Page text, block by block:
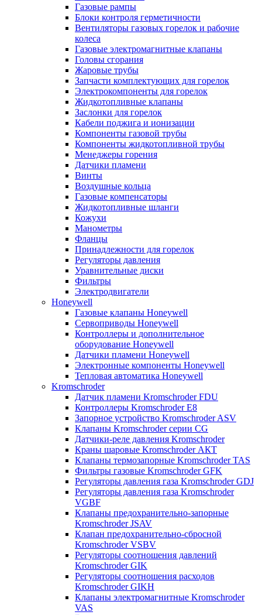
Газовые рампы
Блоки контроля герметичности
Вентиляторы газовых горелок и рабочие
колеса
Газовые электромагнитные клапаны
Головы сгорания
Жаровые трубы
Запчасти комплектующих для горелок
Электрокомпоненты для горелок
Жидкотопливные клапаны
Заслонки для горелок
Кабели поджига и ионизации
Компоненты газовой трубы
Компоненты жидкотопливной трубы
Менеджеры горения
Датчики пламени
Винты
Воздушные кольца
Газовые компенсаторы
Жидкотопливные шланги
Кожухи
Манометры
Фланцы
Принадлежности для горелок
Регуляторы давления
Уравнительные диски
Фильтры
Электродвигатели
Honeywell
Газовые клапаны Honeywell
Сервоприводы Honeywell
Контроллеры и дополнительное
оборудование Honeywell
Датчики пламени Honeywell
Электронные компоненты Honeywell
Тепловая автоматика Honeywell
Kromschroder
Датчик пламени Kromschroder FDU
Контроллеры Kromschroder E8
Запорное устройство Kromschroder ASV
Клапаны Kromschroder серии CG
Датчики-реле давления Kromschroder
Краны шаровые Kromschroder АКТ
Клапаны термозапорные Kromschroder TAS
Фильтры газовые Kromschroder GFK
Регуляторы давления газа Kromschroder GDJ
Регуляторы давления газа Kromschroder
VGBF
Клапаны предохранительно-запорные
Kromschroder JSAV
Клапан предохранительно-сбросной
Kromschroder VSBV
Регуляторы соотношения давлений
Kromschroder GIK
Регуляторы соотношения расходов
Kromschroder GIKH
Клапаны электромагнитные Kromschroder
VAS